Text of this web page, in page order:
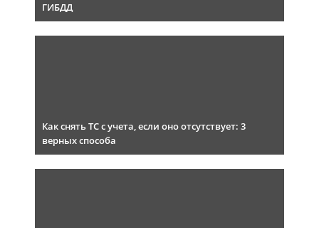
ГИБДД
Как снять ТС с учета, если оно отсутствует: 3
верных способа